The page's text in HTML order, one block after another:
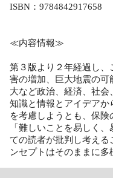
ISBN：9784842917658
≪内容情報≫
第３版より２年経過し、
害の増加、巨大地震の
大など政治、経済、社
知識と情報とアイデアか
を考慮しようとも、保険
「難しいことを易しく
ての読者が批判し考える
ンセプトはそのままに